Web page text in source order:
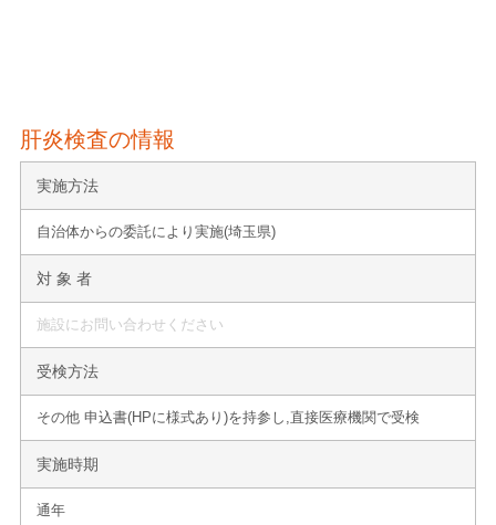
肝炎検査の情報
実施方法
自治体からの委託により実施(埼玉県)
対 象 者
施設にお問い合わせください
受検方法
その他 申込書(HPに様式あり)を持参し,直接医療機関で受検
実施時期
通年